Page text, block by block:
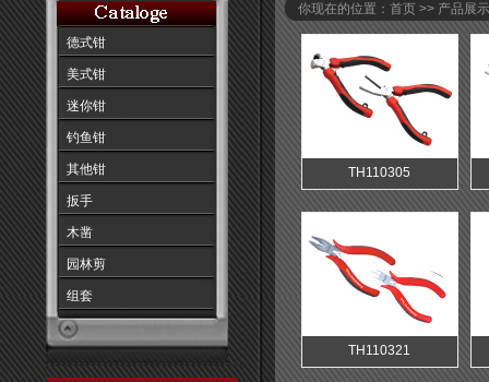
德式钳
美式钳
迷你钳
钓鱼钳
其他钳
扳手
木凿
园林剪
组套
你现在的位置：首页 >> 产品展